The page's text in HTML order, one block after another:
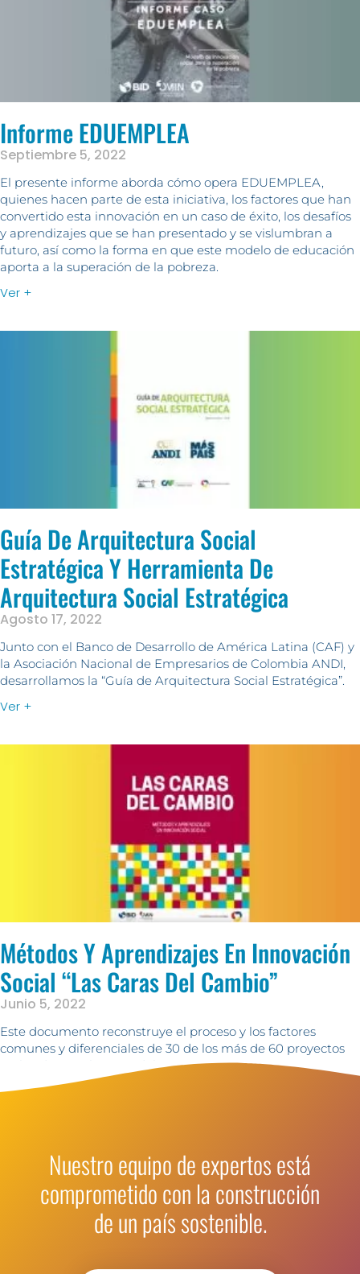
Informe EDUEMPLEA
Septiembre 5, 2022
El presente informe aborda cómo opera EDUEMPLEA,
quienes hacen parte de esta iniciativa, los factores que han
convertido esta innovación en un caso de éxito, los desafíos
y aprendizajes que se han presentado y se vislumbran a
futuro, así como la forma en que este modelo de educación
aporta a la superación de la pobreza.
Ver +
Guía De Arquitectura Social
Estratégica Y Herramienta De
Arquitectura Social Estratégica
Agosto 17, 2022
Junto con el Banco de Desarrollo de América Latina (CAF) y
la Asociación Nacional de Empresarios de Colombia ANDI,
desarrollamos la “Guía de Arquitectura Social Estratégica”.
Ver +
Métodos Y Aprendizajes En Innovación
Social “las Caras Del Cambio”
Junio 5, 2022
Este documento reconstruye el proceso y los factores
comunes y diferenciales de 30 de los más de 60 proyectos
realizados en el marco del convenio FOMIN – Compartamos
con Colombia (CCC) y Agencia Nacional para la Superación
Cargar Más
Nuestro equipo de expertos está
comprometido con la construcción
de un país sostenible.